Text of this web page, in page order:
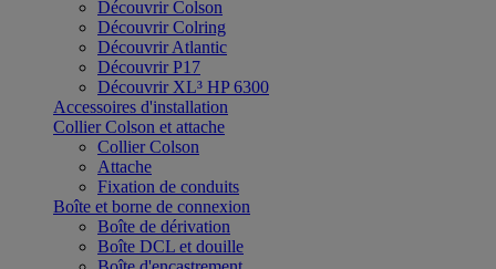
Découvrir Colson
Découvrir Colring
Découvrir Atlantic
Découvrir P17
Découvrir XL³ HP 6300
Accessoires d'installation
Collier Colson et attache
Collier Colson
Attache
Fixation de conduits
Boîte et borne de connexion
Boîte de dérivation
Boîte DCL et douille